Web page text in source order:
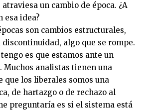
un cambio de época. ¿A
esa idea?
son cambios estructurales,
discontinuidad, algo que se rompe.
es que estamos ante un
Muchos analistas tienen una
los liberales somos una
de hartazgo o de rechazo al
preguntaría es si el sistema está